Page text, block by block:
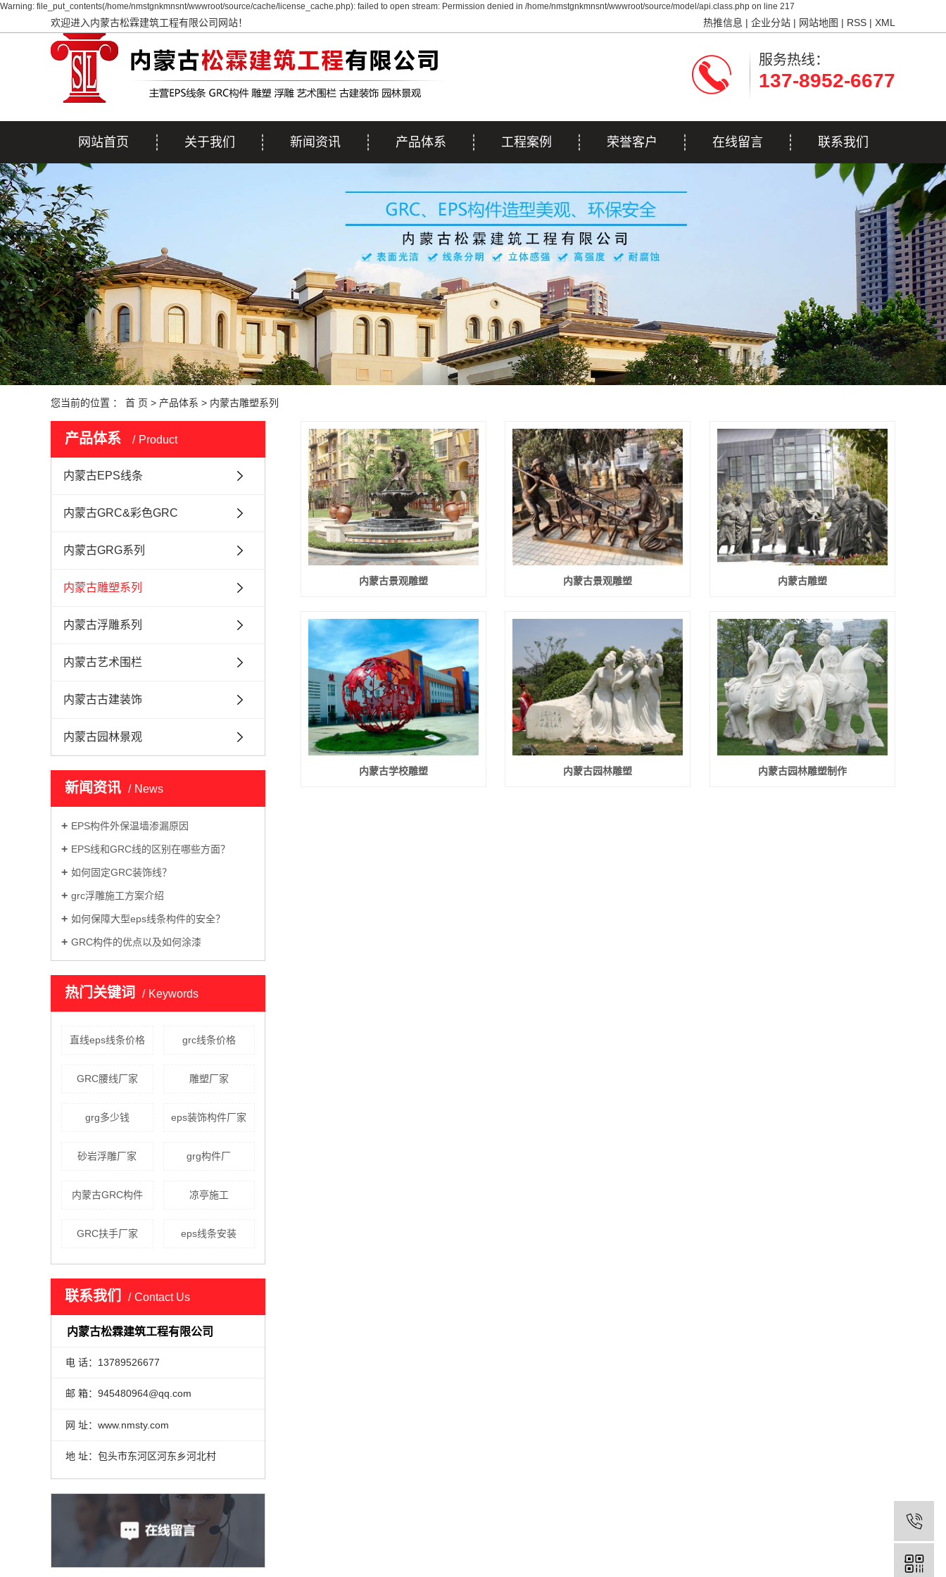
Warning: file_put_contents(/home/nmstgnkmnsnt/wwwroot/source/cache/license_cache.php): failed to open stream: Permission denied in /home/nmstgnkmnsnt/wwwroot/source/model/api.class.php on line 217
欢迎进入内蒙古松霖建筑工程有限公司网站！ 热推信息 | 企业分站 | 网站地图 | RSS | XML
服务热线：
137-8952-6677
网站首页 关于我们 新闻资讯 产品体系
内蒙古GRC&彩色GRC
内蒙古GRG系列
内蒙古雕塑系列
内蒙古浮雕系列
内蒙古艺术围栏
内蒙古古建装饰
内蒙古园林景观
工程案例
施工案例
荣誉客户 在线留言 联系我们
联系我们
您当前的位置 ： 首 页 > 产品体系 > 内蒙古雕塑系列
产品体系 Product
内蒙古EPS线条
内蒙古GRC&彩色GRC
内蒙古GRG系列
内蒙古雕塑系列
内蒙古浮雕系列
内蒙古艺术围栏
内蒙古古建装饰
内蒙古园林景观
新闻资讯 News
EPS构件外保温墙渗漏原因
EPS线和GRC线的区别在哪些方面？
如何固定GRC装饰线？
grc浮雕施工方案介绍
如何保障大型eps线条构件的安全？
GRC构件的优点以及如何涂漆
热门关键词 Keywords
直线eps线条价格 grc线条价格
GRC腰线厂家 雕塑厂家
grg多少钱 eps装饰构件厂家
砂岩浮雕厂家 grg构件厂
内蒙古GRC构件 凉亭施工
GRC扶手厂家 eps线条安装
联系我们 Contact Us
内蒙古松霖建筑工程有限公司
电 话：13789526677
邮 箱：945480964@qq.com
网 址：www.nmsty.com
地 址：包头市东河区河东乡河北村
内蒙古景观雕塑 内蒙古景观雕塑 内蒙古雕塑
内蒙古学校雕塑 内蒙古园林雕塑 内蒙古园林雕塑制作